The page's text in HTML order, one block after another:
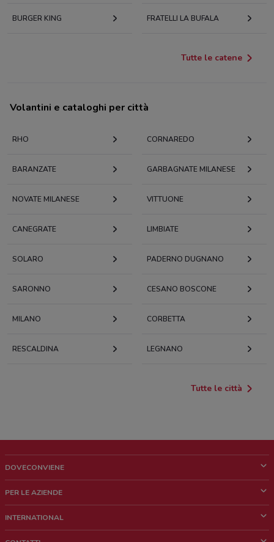
BURGER KING FRATELLI LA BUFALA
Tutte le catene
Volantini e cataloghi per città
RHO CORNAREDO
BARANZATE GARBAGNATE MILANESE
NOVATE MILANESE VITTUONE
CANEGRATE LIMBIATE
SOLARO PADERNO DUGNANO
SARONNO CESANO BOSCONE
MILANO CORBETTA
RESCALDINA LEGNANO
Tutte le città
DOVECONVIENE
Chi siamo
PER LE AZIENDE
Richieste commerciali e marketing
INTERNATIONAL